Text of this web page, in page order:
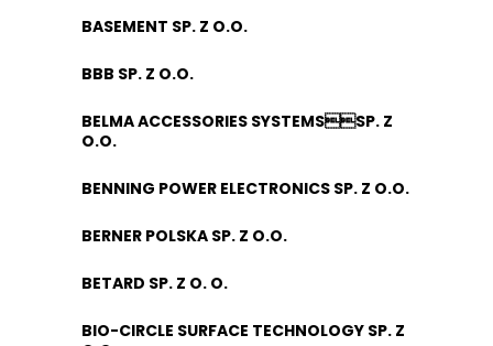
BASEMENT SP. Z O.O.
BBB SP. Z O.O.
BELMA ACCESSORIES SYSTEMSSP. Z
O.O.
BENNING POWER ELECTRONICS SP. Z O.O.
BERNER POLSKA SP. Z O.O.
BETARD SP. Z O. O.
BIO-CIRCLE SURFACE TECHNOLOGY SP. Z